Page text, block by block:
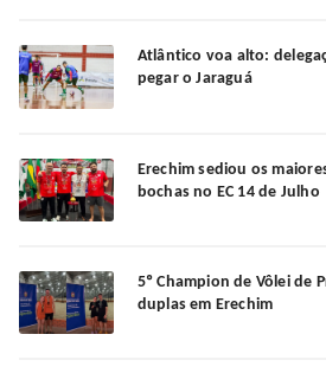
Atlântico voa alto:
pegar o Jaraguá
Erechim sediou os
bochas no EC 14 de Julho
5º Champion de Vôlei de
duplas em Erechim